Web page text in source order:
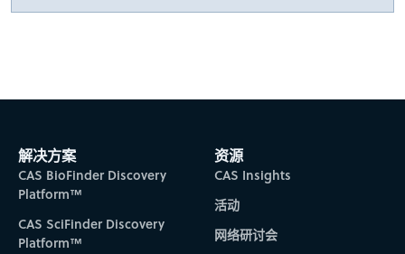
解决方案
CAS BioFinder Discovery
Platform™
CAS SciFinder Discovery
Platform™
资源
CAS Insights
活动
网络研讨会